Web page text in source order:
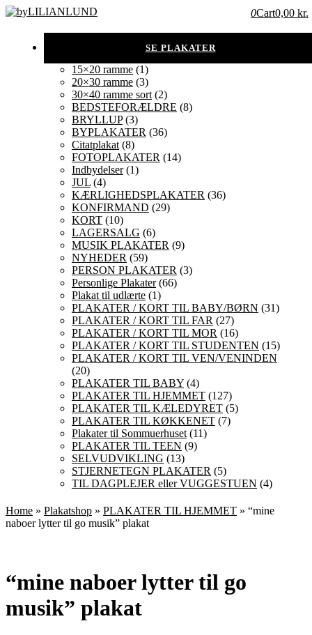
0Cart0,00 kr.
15×20 ramme (1)
20×30 ramme (3)
30×40 ramme sort (2)
BEDSTEFORÆLDRE (8)
BRYLLUP(3)
BYPLAKATER (36)
Citatplakat (8)
FOTOPLAKATER (14)
Indbydelser(1)
JUL (4)
KÆRLIGHEDSPLAKATER (36)
KONFIRMAND (29)
KORT (10)
LAGERSALG (6)
MUSIK PLAKATER (9)
NYHEDER (59)
PERSON PLAKATER (3)
Personlige Plakater(66)
Plakat til udlærte (1)
PLAKATER / KORT TIL BABY/BØRN (31)
PLAKATER / KORT TIL FAR (27)
PLAKATER / KORT TIL MOR (16)
PLAKATER / KORT TIL STUDENTEN (15)
PLAKATER / KORT TIL VEN/VENINDEN
(20)
PLAKATER TIL BABY (4)
PLAKATER TIL HJEMMET (127)
PLAKATER TIL KÆLEDYRET (5)
PLAKATER TIL KØKKENET (7)
Plakater til Sommuerhuset (11)
PLAKATER TIL TEEN (9)
SELVUDVIKLING (13)
STJERNETEGN PLAKATER (5)
TIL DAGPLEJER eller VUGGESTUEN (4)
Home » Plakatshop » PLAKATER TIL HJEMMET » “mine
naboer lytter til go musik” plakat
“mine naboer lytter til go
musik” plakat